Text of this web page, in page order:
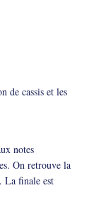
de cassis et les
notes
On retrouve la
La finale est